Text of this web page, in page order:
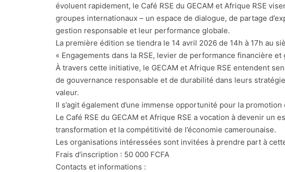
évoluent rapidement, le Café RSE du GECAM et Afrique RSE
groupes internationaux – un espace de dialogue, de partage
gestion responsable et leur performance globale.
La première édition se tiendra le 14 avril 2026 de 14h à 17h au
« Engagements dans la RSE, levier de performance financière
À travers cette initiative, le GECAM et Afrique RSE entendent
de gouvernance responsable et de durabilité dans leurs
valeur.
Il s’agit également d’une immense opportunité pour la
Le Café RSE du GECAM et Afrique RSE a vocation à devenir
transformation et la compétitivité de l’économie camerounaise.
Les organisations intéressées sont invitées à prendre part à
Frais d’inscription : 50 000 FCFA
Contacts et informations :